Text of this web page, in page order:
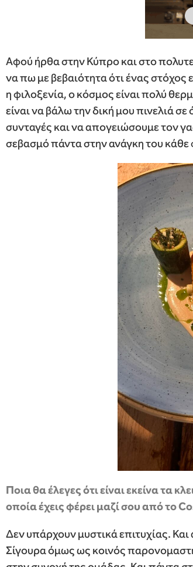
Αφού ήρθα στην Κύπρο και στο
να πω με βεβαιότητα ότι ένας
η φιλοξενία, ο κόσμος είναι πολύ
είναι να βάλω την δική μου πινελιά
συνταγές και να απογειώσουμε τον
σεβασμό πάντα στην ανάγκη του κάθε
Ποια θα έλεγες ότι είναι εκείνα τα
οποία έχεις φέρει μαζί σου από το
Δεν υπάρχουν μυστικά επιτυχίας. Και
Σίγουρα όμως ως κοινός